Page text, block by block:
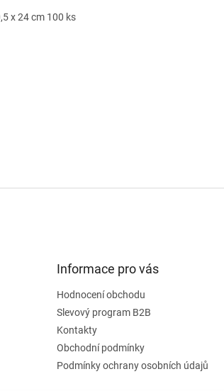
x 24 cm 100 ks
Informace pro vás
Hodnocení obchodu
Slevový program B2B
Kontakty
Obchodní podmínky
Podmínky ochrany osobních údajů